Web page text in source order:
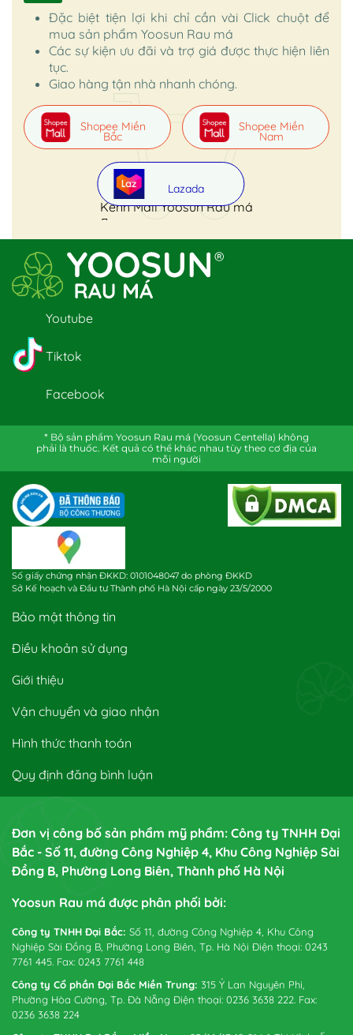
Đặc biệt tiện lợi khi chỉ cần vài Click chuột để
mua sản phẩm Yoosun Rau má
Các sự kiện ưu đãi và trợ giá được thực hiện liên
tục.
Giao hàng tận nhà nhanh chóng.
Kênh Mall Yoosun Rau má
Shopee Miền
Bắc
Shopee Miền
Nam
Lazada
Youtube
Tiktok
Facebook
* Bộ sản phẩm Yoosun Rau má (Yoosun Centella) không
phải là thuốc. Kết quả có thể khác nhau tùy theo cơ địa của
mỗi người
Số giấy chứng nhận ĐKKD: 0101048047 do phòng ĐKKD
Sở Kế hoạch và Đầu tư Thành phố Hà Nội cấp ngày 23/5/2000
Bảo mật thông tin
Điều khoản sử dụng
Giới thiệu
Vận chuyển và giao nhận
Hình thức thanh toán
Quy định đăng bình luận
Đơn vị công bố sản phẩm mỹ phẩm: Công ty TNHH Đại
Bắc - Số 11, đường Công Nghiệp 4, Khu Công Nghiệp Sài
Đồng B, Phường Long Biên, Thành phố Hà Nội
Yoosun Rau má được phân phối bởi:
Công ty TNHH Đại Bắc: Số 11, đường Công Nghiệp 4, Khu Công
Nghiệp Sài Đồng B, Phường Long Biên, Tp. Hà Nội Điện thoại: 0243
7761 445. Fax: 0243 7761 448
Công ty Cổ phần Đại Bắc Miền Trung: 315 Ỷ Lan Nguyên Phi,
Phường Hòa Cường, Tp. Đà Nẵng Điện thoại: 0236 3638 222. Fax:
0236 3638 224